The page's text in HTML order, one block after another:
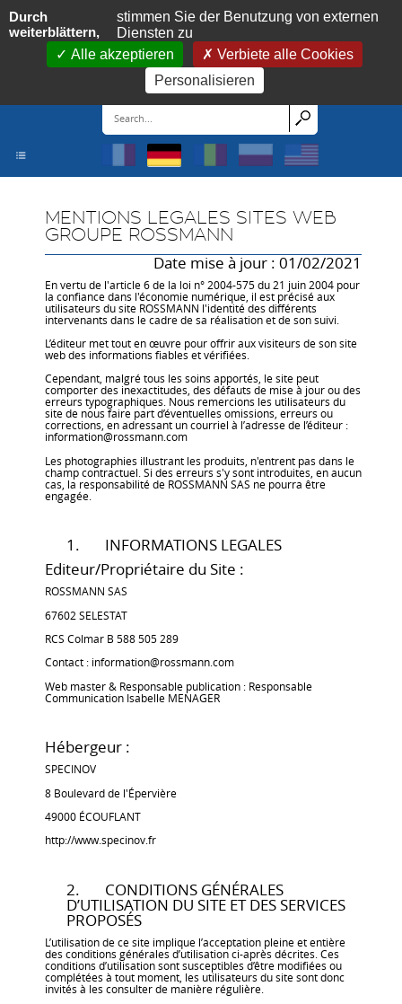
MENTIONS LEGALES SITES WEB
GROUPE ROSSMANN
Date mise à jour : 01/02/2021
En vertu de l'article 6 de la loi n° 2004-575 du 21 juin 2004 pour
la confiance dans l'économie numérique, il est précisé aux
utilisateurs du site ROSSMANN l'identité des différents
intervenants dans le cadre de sa réalisation et de son suivi.
L’éditeur met tout en œuvre pour offrir aux visiteurs de son site
web des informations fiables et vérifiées.
Cependant, malgré tous les soins apportés, le site peut
comporter des inexactitudes, des défauts de mise à jour ou des
erreurs typographiques. Nous remercions les utilisateurs du
site de nous faire part d’éventuelles omissions, erreurs ou
corrections, en adressant un courriel à l’adresse de l’éditeur :
information@rossmann.com
Les photographies illustrant les produits, n'entrent pas dans le
champ contractuel. Si des erreurs s'y sont introduites, en aucun
cas, la responsabilité de ROSSMANN SAS ne pourra être
engagée.
1. INFORMATIONS LEGALES
Editeur/Propriétaire du Site :
ROSSMANN SAS
67602 SELESTAT
RCS Colmar B 588 505 289
Contact : information@rossmann.com
Web master & Responsable publication : Responsable
Communication Isabelle MENAGER
Hébergeur :
SPECINOV
8 Boulevard de l'Épervière
49000 ÉCOUFLANT
http://www.specinov.fr
2. CONDITIONS GÉNÉRALES
D’UTILISATION DU SITE ET DES SERVICES
PROPOSÉS
L’utilisation de ce site implique l’acceptation pleine et entière
des conditions générales d’utilisation ci-après décrites. Ces
conditions d’utilisation sont susceptibles d’être modifiées ou
complétées à tout moment, les utilisateurs du site sont donc
invités à les consulter de manière régulière.
Cookie-Einstellungen
Durch
weiterblättern,
stimmen Sie der Benutzung von externen
Diensten zu
Alle akzeptieren
Verbiete alle Cookies
Personalisieren